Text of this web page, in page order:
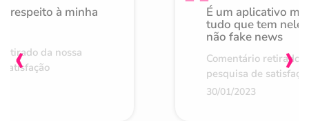
respeito à minha
da nossa
É um aplicativo
tudo que tem nele
não fake news
Comentário retirado
pesquisa de
30/01/2023
‹ ›